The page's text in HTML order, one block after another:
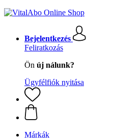
Bejelentkezés
Feliratkozás
Ön új nálunk?
Ügyfélfiók nyitása
Márkák